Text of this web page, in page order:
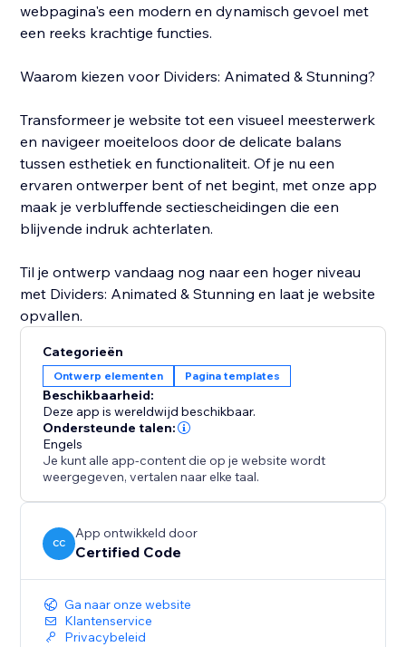
webpagina's een modern en dynamisch gevoel met
een reeks krachtige functies.
Waarom kiezen voor Dividers: Animated & Stunning?
Transformeer je website tot een visueel meesterwerk
en navigeer moeiteloos door de delicate balans
tussen esthetiek en functionaliteit. Of je nu een
ervaren ontwerper bent of net begint, met onze app
maak je verbluffende sectiescheidingen die een
blijvende indruk achterlaten.
Til je ontwerp vandaag nog naar een hoger niveau
met Dividers: Animated & Stunning en laat je website
opvallen.
Categorieën
Ontwerp elementen Pagina templates
Beschikbaarheid:
Deze app is wereldwijd beschikbaar.
Ondersteunde talen:
Engels
Je kunt alle app-content die op je website wordt
weergegeven, vertalen naar elke taal.
CC
App ontwikkeld door
Certified Code
Ga naar onze website
Klantenservice
Privacybeleid